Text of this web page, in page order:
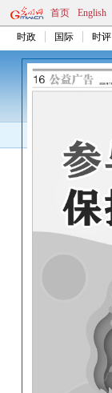
首页 English
时政 国际 时评